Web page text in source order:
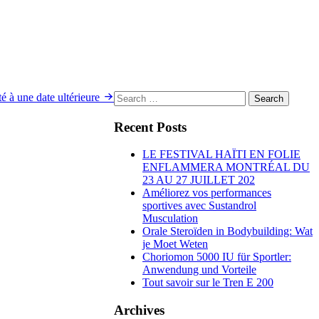
à une date ultérieure
Search
for:
Recent Posts
LE FESTIVAL HAÏTI EN FOLIE
ENFLAMMERA MONTRÉAL DU
23 AU 27 JUILLET 202
Améliorez vos performances
sportives avec Sustandrol
Musculation
Orale Steroïden in Bodybuilding: Wat
je Moet Weten
Choriomon 5000 IU für Sportler:
Anwendung und Vorteile
Tout savoir sur le Tren E 200
Archives